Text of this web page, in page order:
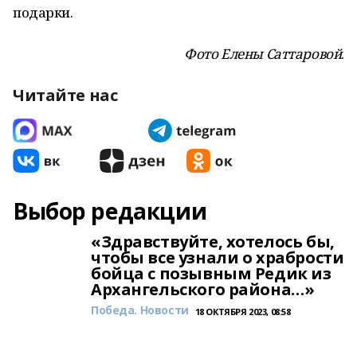
подарки.
Фото Елены Саттаровой.
Читайте нас
Выбор редакции
«Здравствуйте, хотелось бы,
чтобы все узнали о храбрости
бойца с позывным Редик из
Архангельского района…»
Победа. Новости 18 ОКТЯБРЯ 2023, 08:58